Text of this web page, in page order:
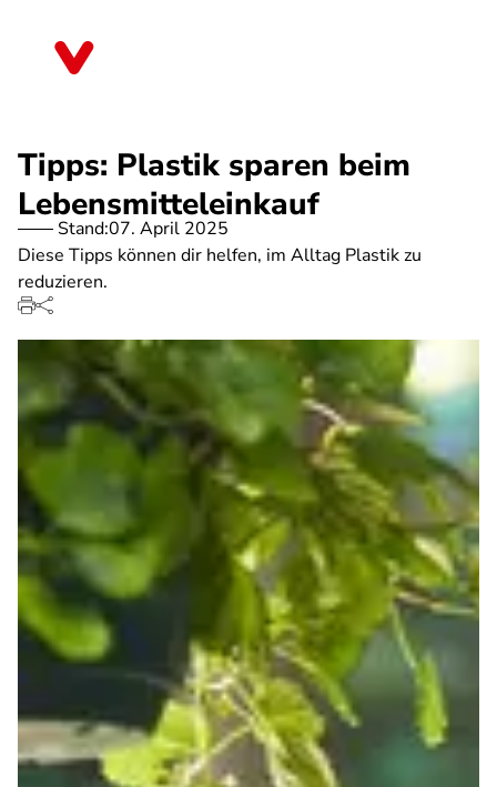
Tipps: Plastik sparen beim
Lebensmitteleinkauf
Stand:07. April 2025
Diese Tipps können dir helfen, im Alltag Plastik zu
reduzieren.